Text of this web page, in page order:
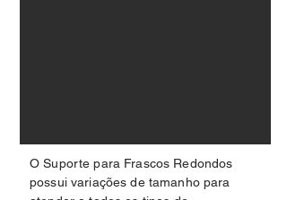
O Suporte para Frascos Redondos
possui variações de tamanho para